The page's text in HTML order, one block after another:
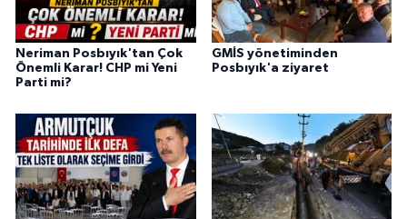
Neriman Posbıyık'tan Çok
Önemli Karar! CHP mi Yeni
Parti mi?
GMİS yönetiminden
Posbıyık'a ziyaret